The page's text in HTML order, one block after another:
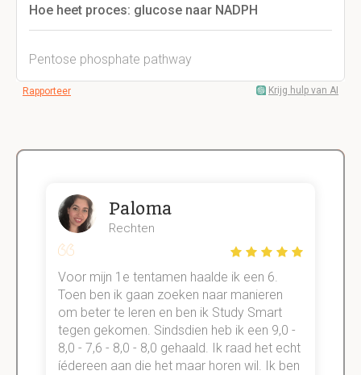
Hoe heet proces: glucose naar NADPH
Pentose phosphate pathway
Rapporteer Krijg hulp van AI
Paloma
Rechten
Voor mijn 1e tentamen haalde ik een 6.
Toen ben ik gaan zoeken naar manieren
om beter te leren en ben ik Study Smart
tegen gekomen. Sindsdien heb ik een 9,0 -
8,0 - 7,6 - 8,0 - 8,0 gehaald. Ik raad het echt
íédereen aan die het maar horen wil. Ik ben